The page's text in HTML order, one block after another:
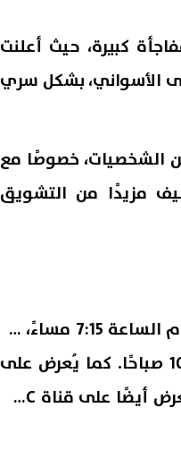
كبيرة، حيث أعلنت
الأسواني، بشكل سري
الشخصيات، خصوصًا مع
مزيدًا من التشويق
يُعرض مسلسل فرصة أخيرة حصريًا على قناة DMC في تمام الساعة 7:15 مساءً، مع
إعادة أولى الساعة 1:45 صباحًا وإعادة ثانية الساعة 10:15 صباحًا. كما يُعرض على
منصة Watch it الرقمية في تمام الساعة 7:15 مساءً، ويُعرض أيضًا على قناة DMC